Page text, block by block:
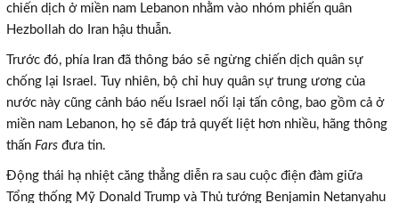
chiến dịch ở miền nam Lebanon nhằm vào nhóm phiến quân
Hezbollah do Iran hậu thuẫn.
Trước đó, phía Iran đã thông báo sẽ ngừng chiến dịch quân sự
chống lại Israel. Tuy nhiên, bộ chỉ huy quân sự trung ương của
nước này cũng cảnh báo nếu Israel nối lại tấn công, bao gồm cả ở
miền nam Lebanon, họ sẽ đáp trả quyết liệt hơn nhiều, hãng thông
thấn Fars đưa tin.
Động thái hạ nhiệt căng thẳng diễn ra sau cuộc điện đàm giữa
Tổng thống Mỹ Donald Trump và Thủ tướng Benjamin Netanyahu